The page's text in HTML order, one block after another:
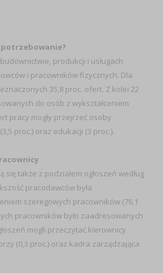
produkcji i usługach
i pracowników fizycznych. Dla
35,8 proc. ofert. Z kolei 22
do osób z wykształceniem
pracy mogły przejrzeć osoby
proc.) oraz edukacji (3 proc.).
także z podziałem ogłoszeń według
pracodawców była
szeregowych pracowników (76,1
pracowników było zaadresowanych
mogli przeczytać kierownicy
(0,3 proc.) oraz kadra zarządzająca